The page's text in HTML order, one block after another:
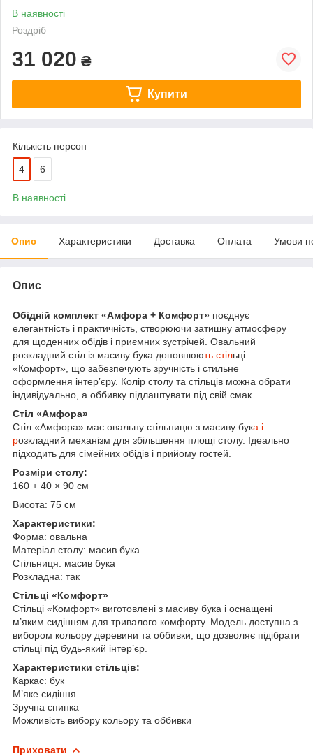
В наявності
Роздріб
31 020 ₴
Купити
Кількість персон
4 6
В наявності
Опис Характеристики Доставка Оплата Умови
Опис
Обідній комплект «Амфора + Комфорт» поєднує
елегантність і практичність, створюючи затишну атмосферу
для щоденних обідів і приємних зустрічей. Овальний
розкладний стіл із масиву бука доповнюють стільці
«Комфорт», що забезпечують зручність і стильне
оформлення інтер’єру. Колір столу та стільців можна обрати
індивідуально, а оббивку підлаштувати під свій смак.
Стіл «Амфора»
Стіл «Амфора» має овальну стільницю з масиву бука і
розкладний механізм для збільшення площі столу. Ідеально
підходить для сімейних обідів і прийому гостей.
Розміри столу:
160 + 40 × 90 см
Висота: 75 см
Характеристики:
Форма: овальна
Матеріал столу: масив бука
Стільниця: масив бука
Розкладна: так
Стільці «Комфорт»
Стільці «Комфорт» виготовлені з масиву бука і оснащені
м’яким сидінням для тривалого комфорту. Модель доступна з
вибором кольору деревини та оббивки, що дозволяє підібрати
стільці під будь-який інтер’єр.
Характеристики стільців:
Каркас: бук
М’яке сидіння
Зручна спинка
Можливість вибору кольору та оббивки
Приховати